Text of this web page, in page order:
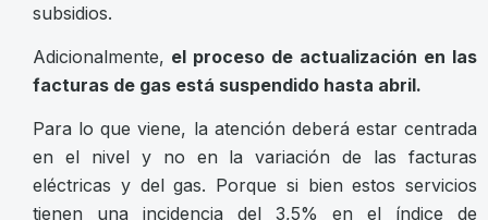
subsidios.
Adicionalmente, el proceso de actualización en las
facturas de gas está suspendido hasta abril.
Para lo que viene, la atención deberá estar centrada
en el nivel y no en la variación de las facturas
eléctricas y del gas. Porque si bien estos servicios
tienen una incidencia del 3,5% en el índice de